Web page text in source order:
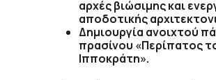
αρχές βιώσιμης και
αποδοτικής
Δημιουργία ανοιχτού
πρασίνου «Περίπατος
Ιπποκράτη».